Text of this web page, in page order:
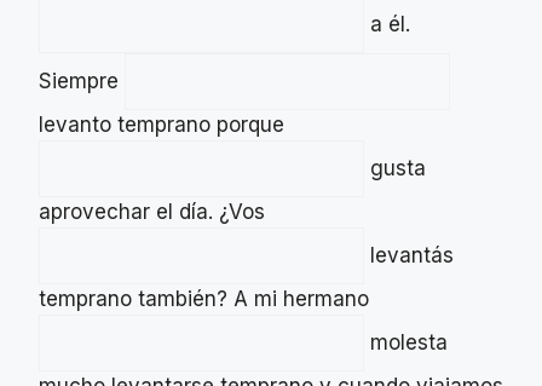
a él.
Siempre
levanto temprano porque
gusta
aprovechar el día. ¿Vos
levantás
temprano también? A mi hermano
molesta